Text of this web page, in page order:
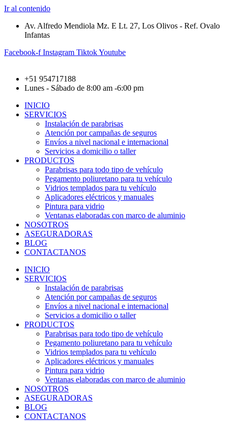
Ir al contenido
Av. Alfredo Mendiola Mz. E Lt. 27, Los Olivos - Ref. Ovalo
Infantas
Facebook-f Instagram TiktokYoutube
+51 954717188
Lunes - Sábado de 8:00 am -6:00 pm
INICIO
SERVICIOS
Instalación de parabrisas
Atención por campañas de seguros
Envíos a nivel nacional e internacional
Servicios a domicilio o taller
PRODUCTOS
Parabrisas para todo tipo de vehículo
Pegamento poliuretano para tu vehículo
Vidrios templados para tu vehículo
Aplicadores eléctricos y manuales
Pintura para vidrio
Ventanas elaboradas con marco de aluminio
NOSOTROS
ASEGURADORAS
BLOG
CONTACTANOS
INICIO
SERVICIOS
Instalación de parabrisas
Atención por campañas de seguros
Envíos a nivel nacional e internacional
Servicios a domicilio o taller
PRODUCTOS
Parabrisas para todo tipo de vehículo
Pegamento poliuretano para tu vehículo
Vidrios templados para tu vehículo
Aplicadores eléctricos y manuales
Pintura para vidrio
Ventanas elaboradas con marco de aluminio
NOSOTROS
ASEGURADORAS
BLOG
CONTACTANOS